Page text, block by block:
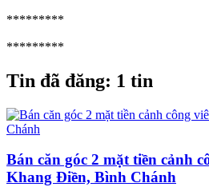
*********
*********
Tin đã đăng: 1 tin
Bán căn góc 2 mặt tiền cảnh
Khang Điền, Bình Chánh